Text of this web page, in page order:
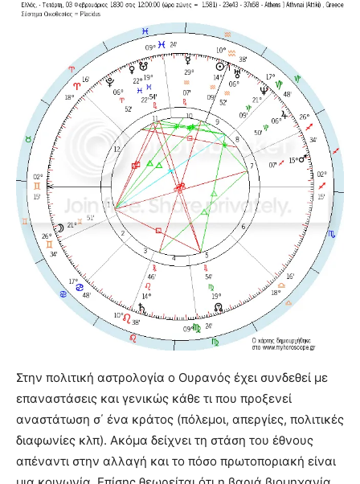
Στην πολιτική αστρολογία ο Ουρανός έχει συνδεθεί με
επαναστάσεις και γενικώς κάθε τι που προξενεί
αναστάτωση σ΄ ένα κράτος (πόλεμοι, απεργίες, πολιτικές
διαφωνίες κλπ). Ακόμα δείχνει τη στάση του έθνους
απέναντι στην αλλαγή και το πόσο πρωτοποριακή είναι